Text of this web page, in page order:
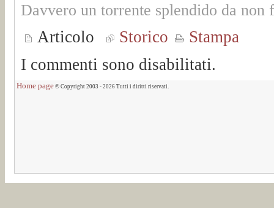
Davvero un torrente splendido da non
Articolo Storico
Stampa
I commenti sono disabilitati.
Home page © Copyright 2003 - 2026 Tutti i diritti riservati.